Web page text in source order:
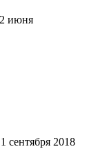
июня
1 сентября 2018